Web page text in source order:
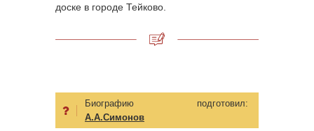
доске в городе Тейково.
Биографию подготовил:
А.А.Симонов